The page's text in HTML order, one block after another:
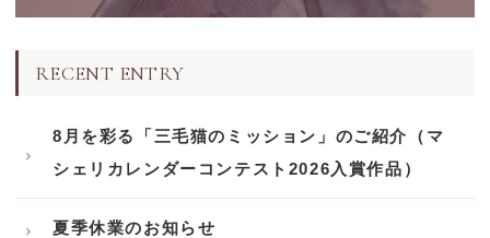
RECENT ENTRY
8月を彩る「三毛猫のミッション」のご紹介（マ
シェリカレンダーコンテスト2026入賞作品）
夏季休業のお知らせ